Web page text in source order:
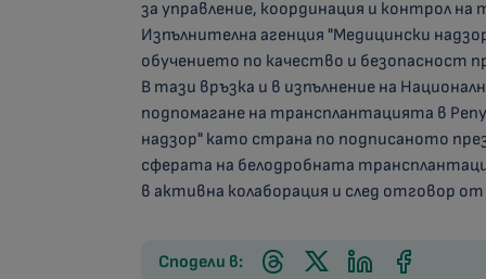
за управление, координация и контрол
Изпълнителна агенция "Медицински
обучението по качество и безопасност
В тази връзка и в изпълнение на
подпомагане на трансплантацията в
надзор" като страна по подписаното
сферата на белодробната
в активна колаборация и след отговор
Сподели в: